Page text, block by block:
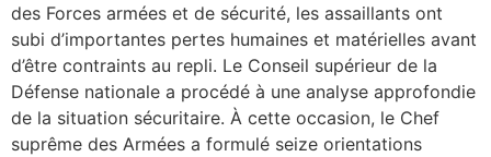
des Forces armées et de sécurité, les assaillants ont
subi d’importantes pertes humaines et matérielles avant
d’être contraints au repli. Le Conseil supérieur de la
Défense nationale a procédé à une analyse approfondie
de la situation sécuritaire. À cette occasion, le Chef
suprême des Armées a formulé seize orientations